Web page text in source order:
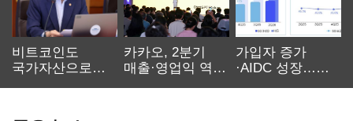
비트코인도
국가자산으로…'
카카오, 2분기
매출·영업익 역대
가입자 증가
·AIDC 성장…